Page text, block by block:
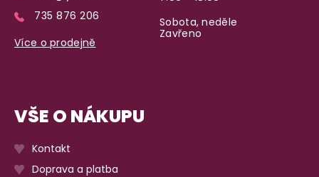
735 876 206
Více o prodejně
Sobota, neděle
Zavřeno
VŠE O NÁKUPU
Kontakt
Doprava a platba